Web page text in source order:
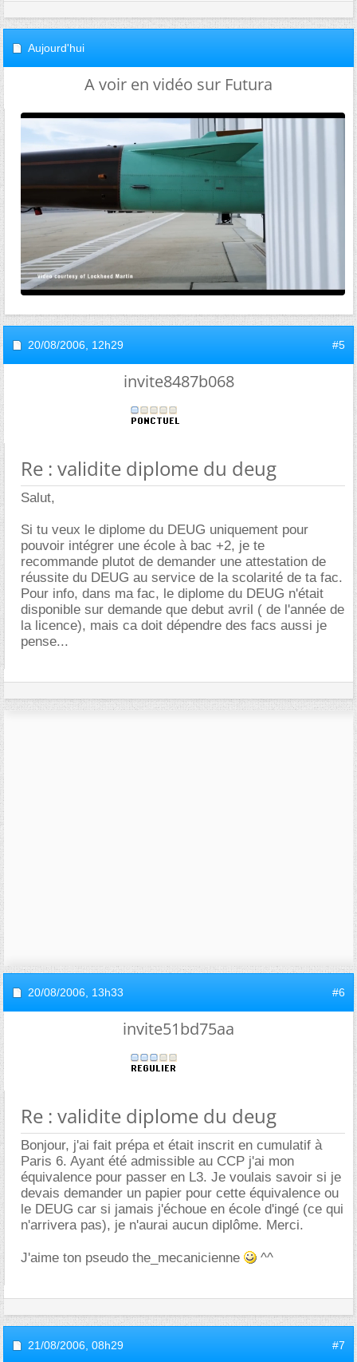
Aujourd'hui
A voir en vidéo sur Futura
20/08/2006, 12h29 #5
invite8487b068
Re : validite diplome du deug
Salut,
Si tu veux le diplome du DEUG uniquement pour
pouvoir intégrer une école à bac +2, je te
recommande plutot de demander une attestation de
réussite du DEUG au service de la scolarité de ta fac.
Pour info, dans ma fac, le diplome du DEUG n'était
disponible sur demande que debut avril ( de l'année de
la licence), mais ca doit dépendre des facs aussi je
pense...
20/08/2006, 13h33 #6
invite51bd75aa
Re : validite diplome du deug
Bonjour, j'ai fait prépa et était inscrit en cumulatif à
Paris 6. Ayant été admissible au CCP j'ai mon
équivalence pour passer en L3. Je voulais savoir si je
devais demander un papier pour cette équivalence ou
le DEUG car si jamais j'échoue en école d'ingé (ce qui
n'arrivera pas), je n'aurai aucun diplôme. Merci.
J'aime ton pseudo the_mecanicienne ^^
21/08/2006, 08h29 #7